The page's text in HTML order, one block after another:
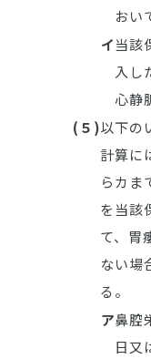
おい
イ当該
入し
心静
(５)以下の
計算に
らカま
を当該
て、胃
ない場
る。
ア鼻腔
日又